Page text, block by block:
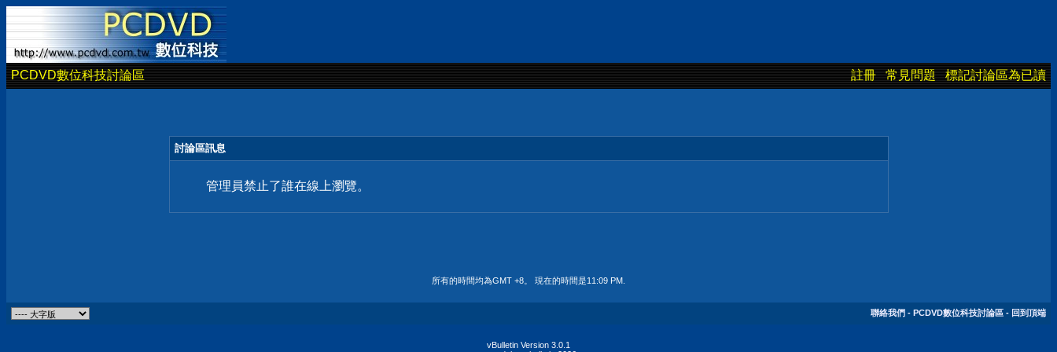
PCDVD數位科技討論區 註冊 常見問題 標記討論區為已讀
討論區訊息
管理員禁止了誰在線上瀏覽。
所有的時間均為GMT +8。 現在的時間是11:09 PM
聯絡我們 - PCDVD數位科技討論區 - 回到頂端
vBulletin Version 3.0.1